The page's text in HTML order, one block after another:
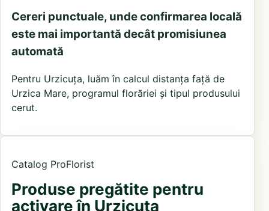
Cereri punctuale, unde confirmarea locală
este mai importantă decât promisiunea
automată
Pentru Urzicuța, luăm în calcul distanța față de
Urzica Mare, programul florăriei și tipul produsului
cerut.
Catalog ProFlorist
Produse pregătite pentru
activare în Urzicuța